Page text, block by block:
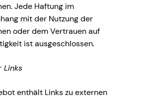
Jede Haftung im
mit der Nutzung der
oder dem Vertrauen auf
ist ausgeschlossen.
Links
enthält Links zu externen